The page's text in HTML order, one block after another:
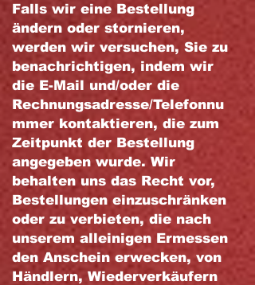
Falls wir eine Bestellung
ändern oder stornieren,
werden wir versuchen, Sie zu
benachrichtigen, indem wir
die E-Mail und/oder die
Rechnungsadresse/Telefonnu
mmer kontaktieren, die zum
Zeitpunkt der Bestellung
angegeben wurde. Wir
behalten uns das Recht vor,
Bestellungen einzuschränken
oder zu verbieten, die nach
unserem alleinigen Ermessen
den Anschein erwecken, von
Händlern, Wiederverkäufern